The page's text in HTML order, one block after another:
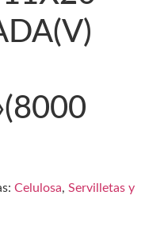
Celulosa, Servilletas y